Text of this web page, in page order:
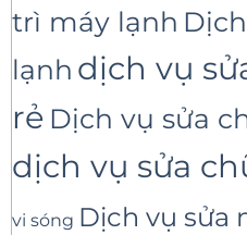
trì máy lạnh
lạnh dịch vụ
rẻ Dịch vụ sửa
dịch vụ sửa
vi sóng Dịch vụ sửa